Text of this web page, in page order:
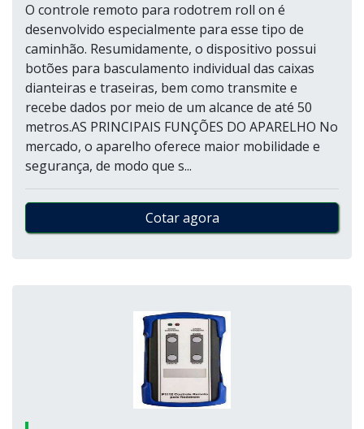
O controle remoto para rodotrem roll on é
desenvolvido especialmente para esse tipo de
caminhão. Resumidamente, o dispositivo possui
botões para basculamento individual das caixas
dianteiras e traseiras, bem como transmite e
recebe dados por meio de um alcance de até 50
metros.AS PRINCIPAIS FUNÇÕES DO APARELHO No
mercado, o aparelho oferece maior mobilidade e
segurança, de modo que s...
Cotar agora